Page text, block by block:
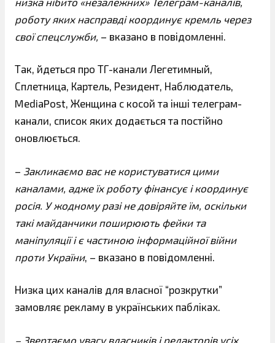
роботу яких насправді координує кремль через
свої спецслужби, – вказано в повідомленні.
Так, йдеться про ТГ-канали Легетимный,
Сплетница, Картель, Резидент, Наблюдатель,
MediaPost, Женщина с косой та інші телеграм-
канали, список яких додається та постійно
оновлюється.
– Закликаємо вас не користуватися цими
каналами, адже їх роботу фінансує і координує
росія. У жодному разі не довіряйте їм, оскільки
такі майданчики поширюють фейки та
маніпуляції і є частиною інформаційної війни
проти України, – вказано в повідомленні.
Низка цих каналів для власної “розкрутки”
замовляє рекламу в українських пабліках.
– Звертаємо увагу власників і редакторів усіх